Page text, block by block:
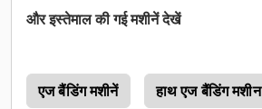
और इस्तेमाल की गई मशीनें देखें
एज बैंडिंग मशीनें हाथ एज बैंडिंग मशीन